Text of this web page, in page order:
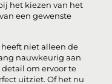
het kiezen van het
een gewenste
niet alleen de
nauwkeurig aan
om ervoor te
uitziet. Of het nu